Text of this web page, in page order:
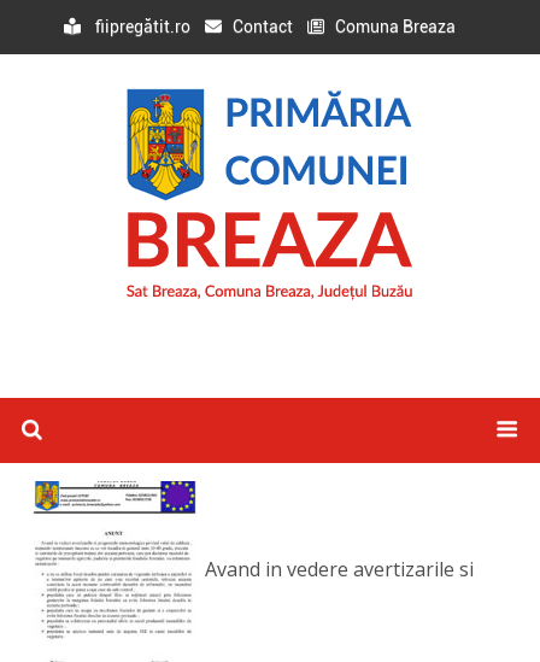
fiipregătit.ro Contact Comuna Breaza
Avand in vedere avertizarile si